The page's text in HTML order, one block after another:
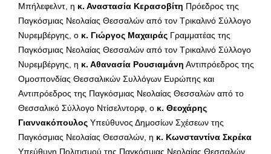
Μπήλεφελντ, η κ. Αναστασία Κερασοβίτη Πρόεδρος της
Παγκόσμιας Νεολαίας Θεσσαλών από τον Τρικαλινό Σύλλογο
Νυρεμβέργης, ο κ. Γιώργος Μαχαιράς Γραμματέας της
Παγκόσμιας Νεολαίας Θεσσαλών από τον Τρικαλινό Σύλλογο
Νυρεμβέργης, η κ. Αθανασία Ρουσιαμάνη Αντιπρόεδρος της
Ομοσπονδίας Θεσσαλικών Συλλόγων Ευρώπης και
Αντιπρόεδρος της Παγκόσμιας Νεολαίας Θεσσαλών από το
Θεσσαλικό Σύλλογο Ντίσελντορφ, ο κ. Θεοχάρης
Γιαννακόπουλος Υπεύθυνος Δημοσίων Σχέσεων της
Παγκόσμιας Νεολαίας Θεσσαλών, η κ. Κωνσταντίνα Σκρέκα
Υπεύθυνη Πολιτισμού της Παγκόσμιας Νεολαίας Θεσσαλών